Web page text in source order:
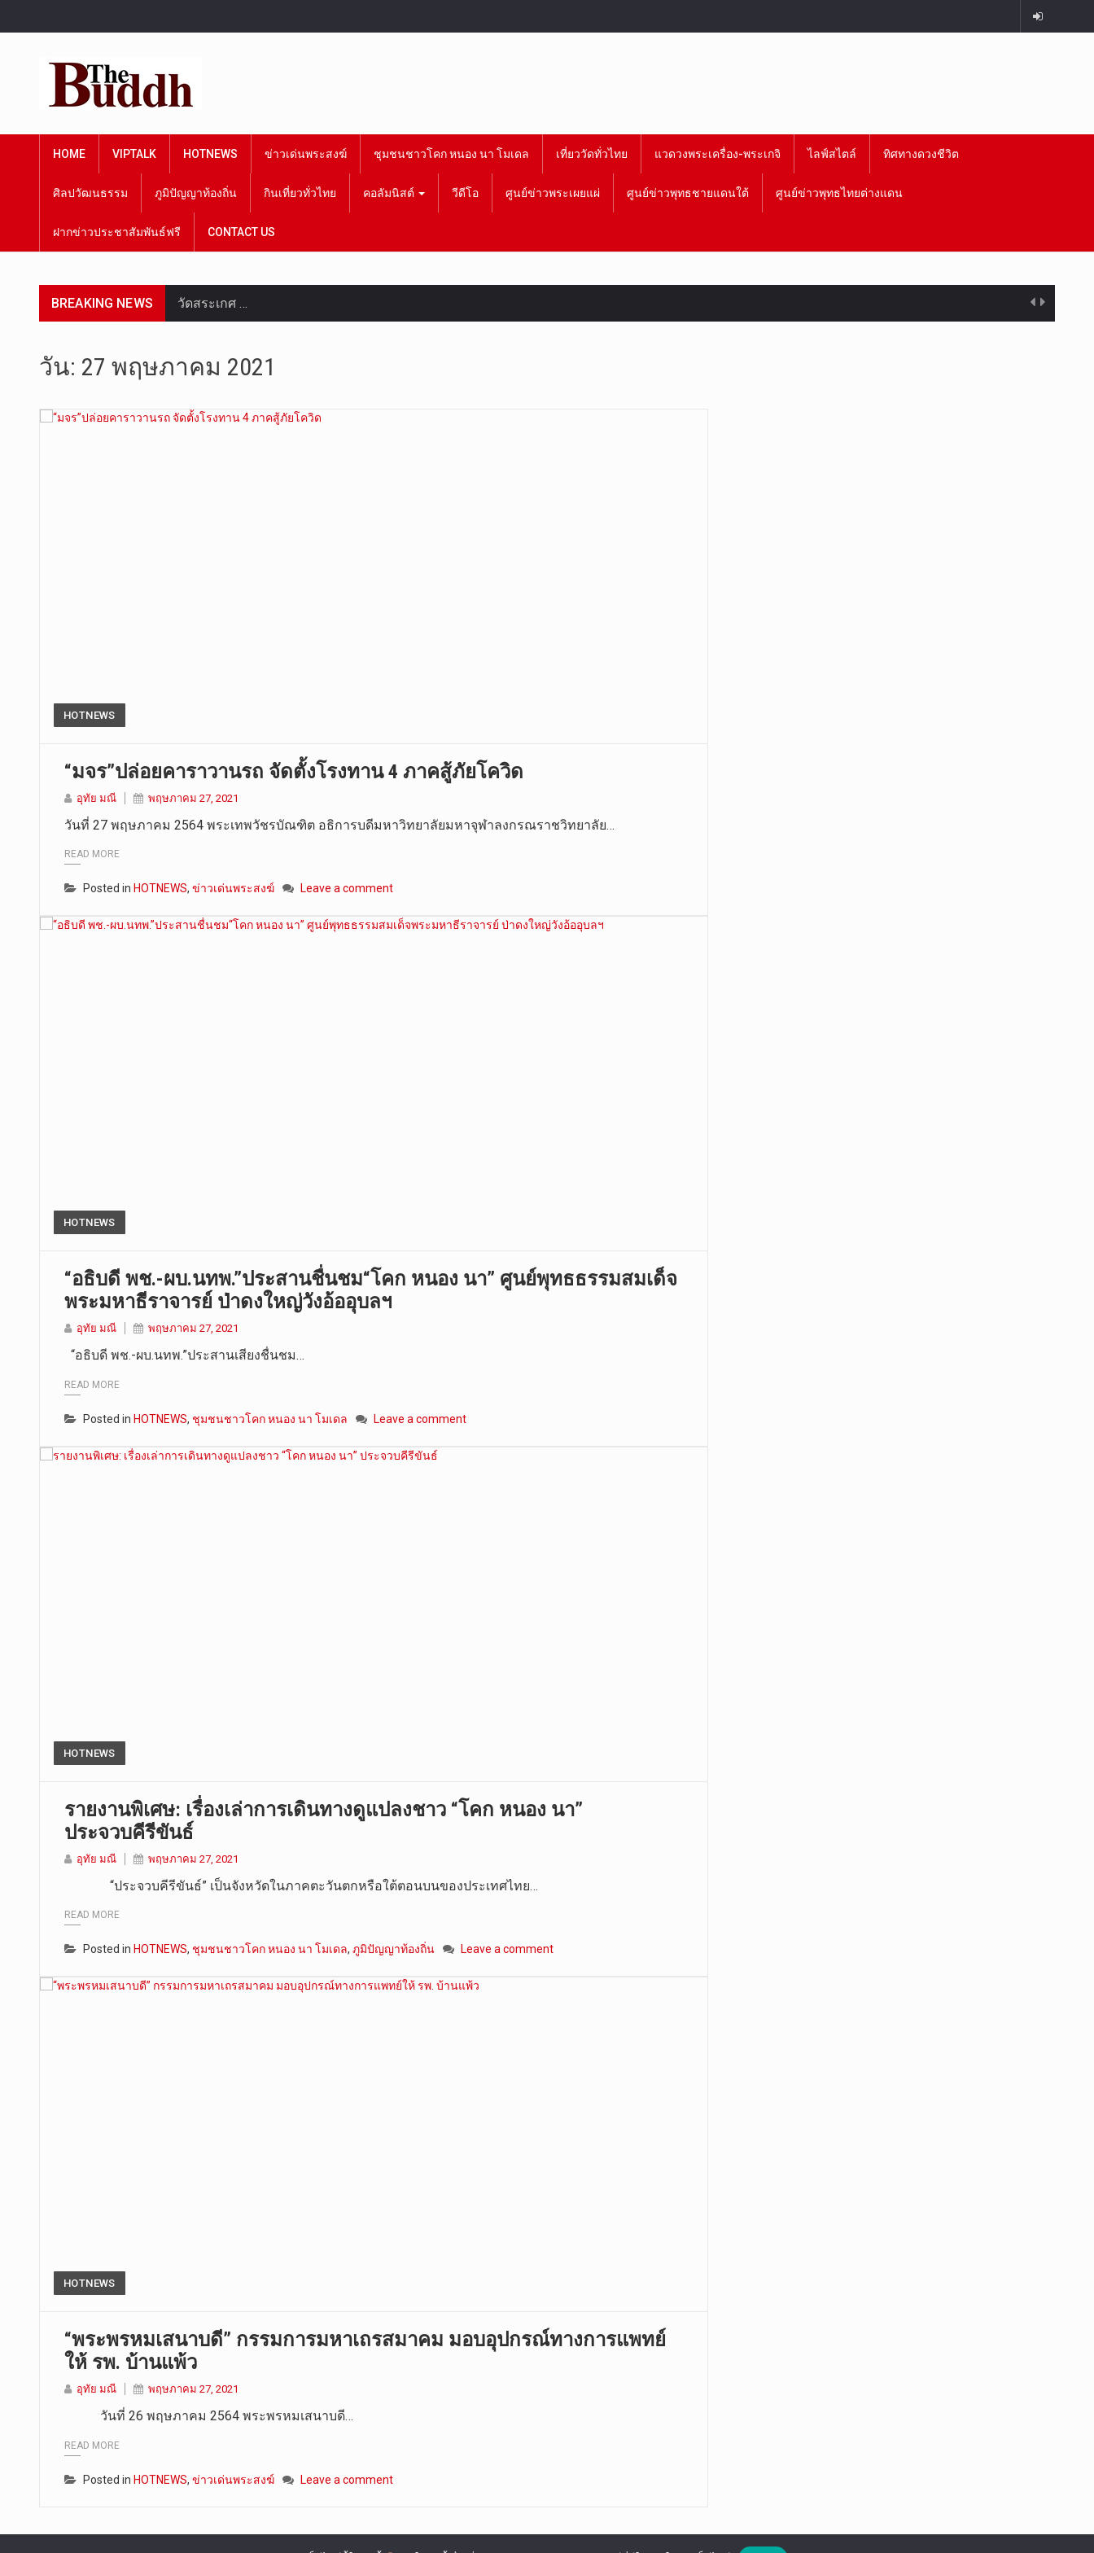
HOME VIPTALK HOTNEWS ข่าวเด่นพระสงฆ์ ชุมชนชาวโคก หนอง นา โมเดล เที่ยววัดทั่วไทย แวดวงพระเครื่อง-พระเกจิ ไลฟ์สไตล์ ทิศทางดวงชีวิต
ศิลปวัฒนธรรม ภูมิปัญญาท้องถิ่น กินเที่ยวทั่วไทย คอลัมนิสต์ วีดีโอ ศูนย์ข่าวพระเผยแผ่ ศูนย์ข่าวพุทธชายแดนใต้ ศูนย์ข่าวพุทธไทยต่างแดน
ฝากข่าวประชาสัมพันธ์ฟรี CONTACT US
BREAKING NEWS วัดสระเกศ …
การประกาศใ…
วันที่ 5 ส…
วัน: 27 พฤษภาคม 2021
HOTNEWS
“มจร”ปล่อยคาราวานรถ จัดตั้งโรงทาน 4 ภาคสู้ภัยโควิด
อุทัย มณี พฤษภาคม 27, 2021
วันที่ 27 พฤษภาคม 2564 พระเทพวัชรบัณฑิต อธิการบดีมหาวิทยาลัยมหาจุฬาลงกรณราชวิทยาลัย…
READ MORE
Posted in HOTNEWS, ข่าวเด่นพระสงฆ์ Leave a comment
HOTNEWS
“อธิบดี พช.-ผบ.นทพ.”ประสานชื่นชม“โคก หนอง นา” ศูนย์พุทธธรรมสมเด็จ
พระมหาธีราจารย์ ป่าดงใหญ่วังอ้ออุบลฯ
อุทัย มณี พฤษภาคม 27, 2021
“อธิบดี พช.-ผบ.นทพ.”ประสานเสียงชื่นชม…
READ MORE
Posted in HOTNEWS, ชุมชนชาวโคก หนอง นา โมเดล Leave a comment
HOTNEWS
รายงานพิเศษ: เรื่องเล่าการเดินทางดูแปลงชาว “โคก หนอง นา”
ประจวบคีรีขันธ์
อุทัย มณี พฤษภาคม 27, 2021
“ประจวบคีรีขันธ์” เป็นจังหวัดในภาคตะวันตกหรือใต้ตอนบนของประเทศไทย…
READ MORE
Posted in HOTNEWS, ชุมชนชาวโคก หนอง นา โมเดล, ภูมิปัญญาท้องถิ่น Leave a comment
HOTNEWS
“พระพรหมเสนาบดี” กรรมการมหาเถรสมาคม มอบอุปกรณ์ทางการแพทย์
ให้ รพ. บ้านแพ้ว
อุทัย มณี พฤษภาคม 27, 2021
วันที่ 26 พฤษภาคม 2564 พระพรหมเสนาบดี…
READ MORE
Posted in HOTNEWS, ข่าวเด่นพระสงฆ์ Leave a comment